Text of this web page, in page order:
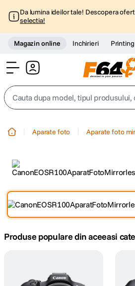
Da lumina ideilor tale! Descopera
selectia!
Magazin online Inchirieri Printing
Cauta dupa model, tipul produsului,
2. trepied
4. peak design
canon sx740 hs
Aparate foto Aparate foto
Produse populare din aceeasi